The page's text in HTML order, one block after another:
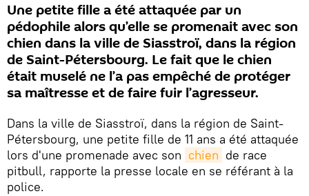
Une petite fille a été attaquée par un
pédophile alors qu’elle se promenait avec son
chien dans la ville de Siasstroï, dans la région
de Saint-Pétersbourg. Le fait que le chien
était muselé ne l’a pas empêché de protéger
sa maîtresse et de faire fuir l’agresseur.
Dans la ville de Siasstroï, dans la région de Saint-
Pétersbourg, une petite fille de 11 ans a été attaquée
lors d'une promenade avec son chien de race
pitbull, rapporte la presse locale en se référant à la
police.